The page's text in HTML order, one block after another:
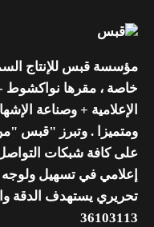
مؤسسة قبس للإنتاج
خاصة ، مقرها نواكشوط -
الإعلامية + وصناعة
ومتميزا . وتبرز "قبس
على كافة شبكات
إعلامي في تسهيل
تحريري يستهدف الدقة
36103113